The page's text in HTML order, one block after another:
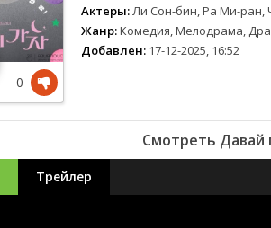
Актеры:Ли Сон-бин, Ра Ми-ран,
Жанр:Комедия, Мелодрама,
Добавлен: 17-12-2025, 16:52
0
Смотреть Давай
Трейлер